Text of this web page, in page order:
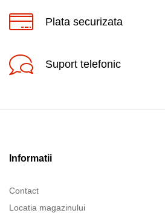
Plata securizata
Suport telefonic
Informatii
Contact
Locatia magazinului